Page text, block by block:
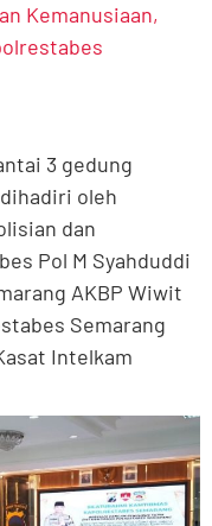
Kemanusiaan,
3 gedung
oleh
dan
Pol M Syahduddi
AKBP Wiwit
Semarang
Intelkam